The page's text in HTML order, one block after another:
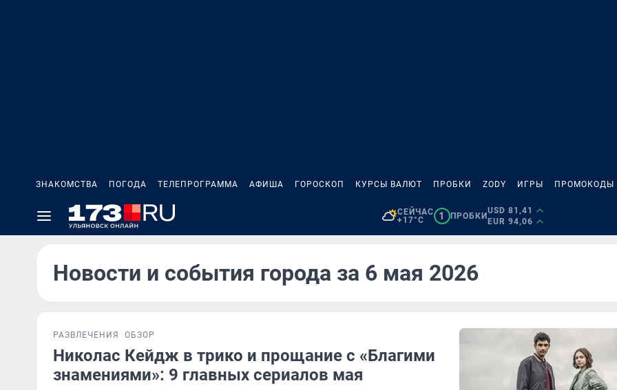
ЗНАКОМСТВА ПОГОДА ТЕЛЕПРОГРАММА АФИША ГОРОСКОП КУРСЫ ВАЛЮТ ПРОБКИ ZODY ИГРЫ ПРОМОКОДЫ
СЕЙЧАС
+17°C
1 ПРОБКИ
USD 81,41
EUR 94,06
Новости и события города за 6 мая 2026
РАЗВЛЕЧЕНИЯ ОБЗОР
Николас Кейдж в трико и прощание с «Благими
знамениями»: 9 главных сериалов мая